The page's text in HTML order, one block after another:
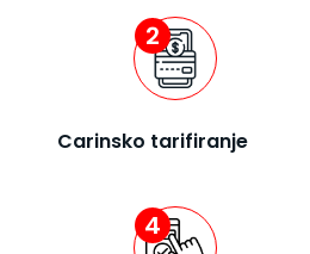
2
Carinsko tarifiranje
4